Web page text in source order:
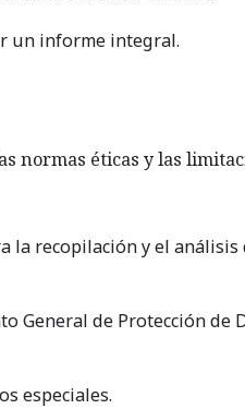
un informe integral.
normas éticas y las
la recopilación y el análisis
General de Protección de
especiales.